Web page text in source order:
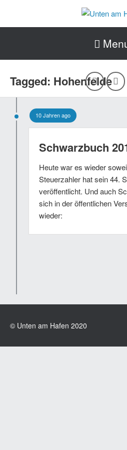
Tagged: Hohenfelde
10 Jahren ago
Schwarzbuch
Heute war es wieder
Steuerzahler hat sein 44.
veröffentlicht. Und auch
sich in der öffentlichen
wieder:
© Unten am Hafen 2020